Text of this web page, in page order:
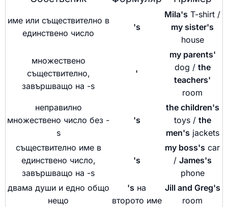
име или съществително в
единствено число
's
Mila's T-shirt /
my sister's
house
множествено
съществително,
завършващо на -s
'
my parents'
dog / the
teachers'
room
неправилно
множествено число без -
s
's
the children's
toys / the
men's jackets
съществително име в
единствено число,
завършващо на -s
's
my boss's car
/ James's
phone
двама души и едно общо
нещо
's на
второто име
Jill and Greg's
room